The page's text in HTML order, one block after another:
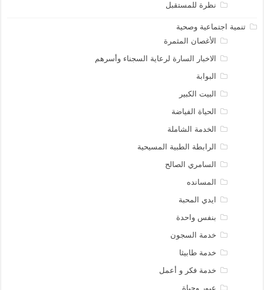
نظرة للمستقبل
تنمية اجتماعية وصحية
الأغصان المثمرة
الاخبار السارة لرعاية السجناء وأسرهم
البوابة
البيت الكبير
الحياة الفياضة
الخدمة الشاملة
الرابطة الطبية المسيحية
السامري الصالح
المسانده
ايدي المحبة
بنفس واحدة
خدمة السجون
خدمة طابيثا
خدمة فكر و أعمل
عبور وحياة